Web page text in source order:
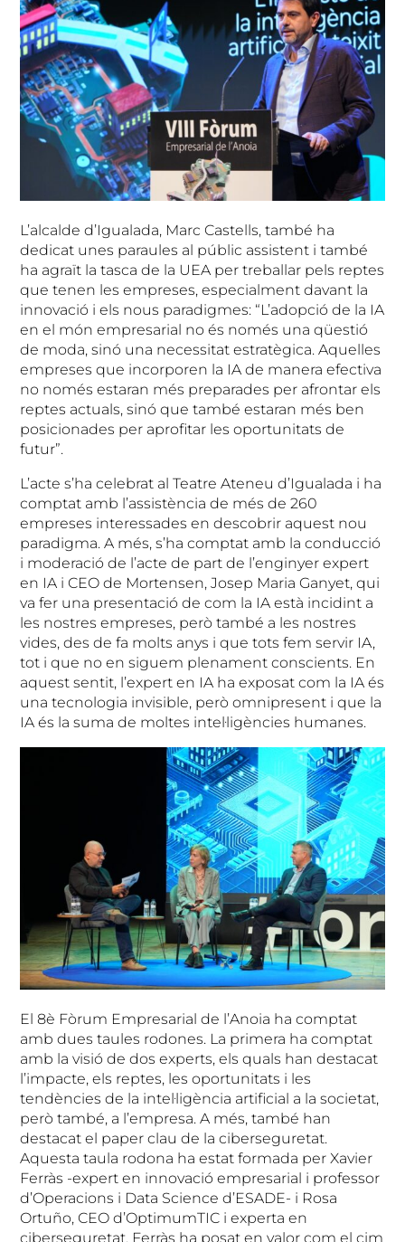
L’alcalde d’Igualada, Marc Castells, també ha
dedicat unes paraules al públic assistent i també
ha agraït la tasca de la UEA per treballar pels reptes
que tenen les empreses, especialment davant la
innovació i els nous paradigmes: “L’adopció de la IA
en el món empresarial no és només una qüestió
de moda, sinó una necessitat estratègica. Aquelles
empreses que incorporen la IA de manera efectiva
no només estaran més preparades per afrontar els
reptes actuals, sinó que també estaran més ben
posicionades per aprofitar les oportunitats de
futur”.
L’acte s’ha celebrat al Teatre Ateneu d’Igualada i ha
comptat amb l’assistència de més de 260
empreses interessades en descobrir aquest nou
paradigma. A més, s’ha comptat amb la conducció
i moderació de l’acte de part de l’enginyer expert
en IA i CEO de Mortensen, Josep Maria Ganyet, qui
va fer una presentació de com la IA està incidint a
les nostres empreses, però també a les nostres
vides, des de fa molts anys i que tots fem servir IA,
tot i que no en siguem plenament conscients. En
aquest sentit, l’expert en IA ha exposat com la IA és
una tecnologia invisible, però omnipresent i que la
IA és la suma de moltes intel·ligències humanes.
El 8è Fòrum Empresarial de l’Anoia ha comptat
amb dues taules rodones. La primera ha comptat
amb la visió de dos experts, els quals han destacat
l’impacte, els reptes, les oportunitats i les
tendències de la intel·ligència artificial a la societat,
però també, a l’empresa. A més, també han
destacat el paper clau de la ciberseguretat.
Aquesta taula rodona ha estat formada per Xavier
Ferràs -expert en innovació empresarial i professor
d’Operacions i Data Science d’ESADE- i Rosa
Ortuño, CEO d’OptimumTIC i experta en
ciberseguretat. Ferràs ha posat en valor com el cim